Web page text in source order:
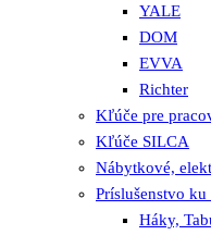
YALE
DOM
EVVA
Richter
Kľúče pre
Kľúče SILCA
Nábytkové,
Príslušenstvo
Háky,